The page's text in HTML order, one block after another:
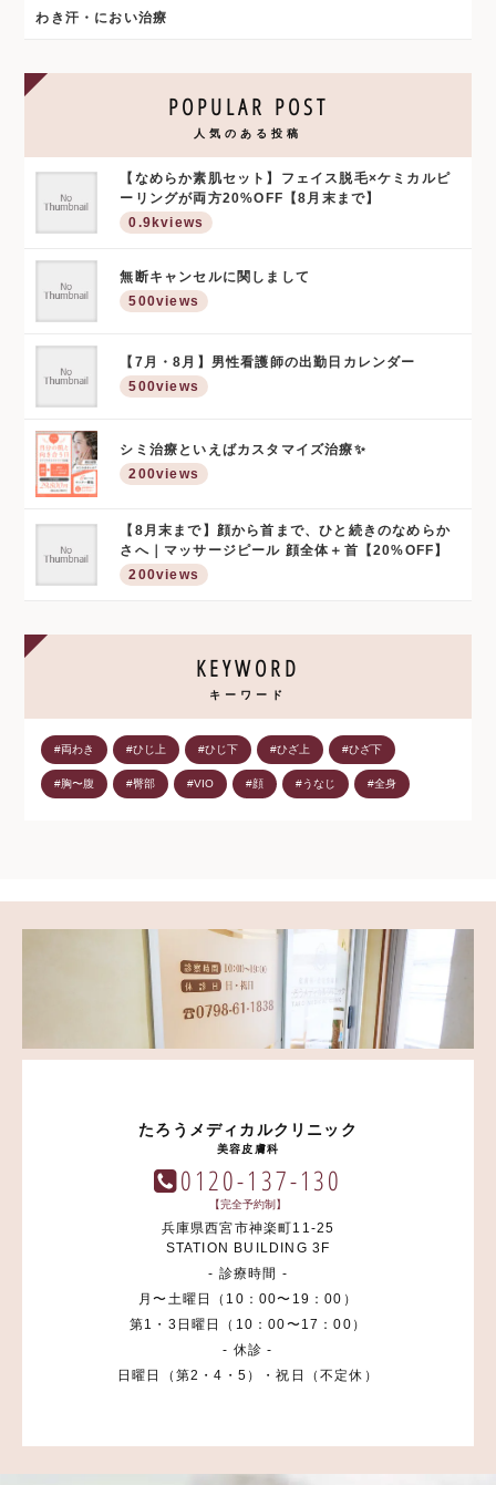
わき汗・におい治療
POPULAR POST
人気のある投稿
【なめらか素肌セット】フェイス脱毛×ケミカルピ
ーリングが両方20%OFF【8月末まで】
0.9kviews
無断キャンセルに関しまして
500views
【7月・8月】男性看護師の出勤日カレンダー
500views
シミ治療といえばカスタマイズ治療✨
200views
【8月末まで】顔から首まで、ひと続きのなめらか
さへ｜マッサージピール 顔全体＋首【20%OFF】
200views
KEYWORD
キーワード
#両わき #ひじ上 #ひじ下 #ひざ上 #ひざ下
#胸〜腹 #臀部 #VIO #顔 #うなじ #全身
たろうメディカルクリニック
美容皮膚科
0120-137-130
【完全予約制】
兵庫県西宮市神楽町11-25
STATION BUILDING 3F
- 診療時間 -
月〜土曜日（10：00〜19：00）
第1・3日曜日（10：00〜17：00）
- 休診 -
日曜日（第2・4・5）・祝日（不定休）